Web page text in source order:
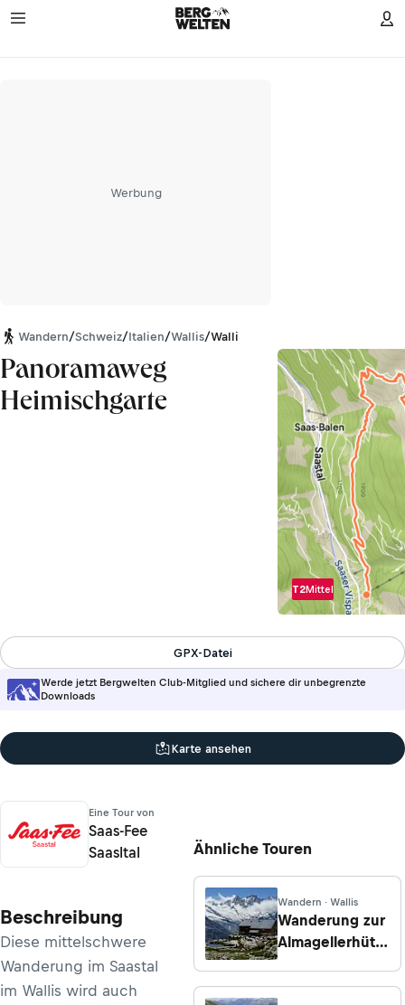
Werbung
Wandern/Schweiz/Italien/Wallis/Walliser Alpen
Panoramaweg
Heimischgarte
T2Mittel
Werde jetzt Bergwelten Club-Mitglied und sichere dir unbegrenzte
Downloads
GPX-Datei
Karte ansehen
Eine Tour von
Saas-Fee
Saasltal
Beschreibung
Diese mittelschwere
Wanderung im Saastal
im Wallis wird auch
Ähnliche Touren
Wandern · Wallis
Wanderung zur
Almagellerhütte
Almagell